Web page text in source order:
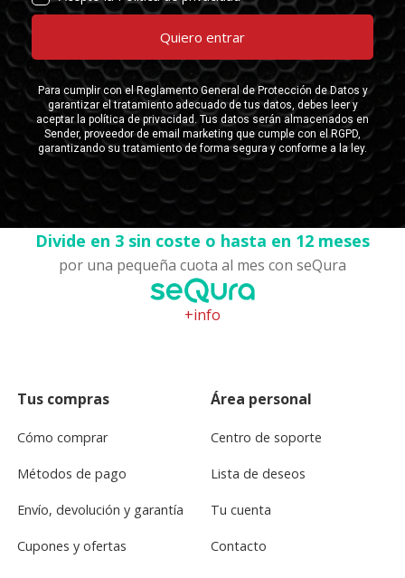
Divide en 3 sin coste o hasta en 12 meses
por una pequeña cuota al mes con seQura
+info
Tus compras
Cómo comprar
Métodos de pago
Envío, devolución y garantía
Cupones y ofertas
Área personal
Centro de soporte
Lista de deseos
Tu cuenta
Contacto